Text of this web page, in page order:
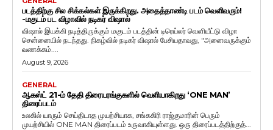
படத்திற்கு சில சிக்கல்கள் இருக்கிறது. அதைத்தாண்டி படம் வெளிவரும்!
-மகுடம் பட விழாவில் நடிகர் விஷால்
விஷால் இயக்கி நடித்திருக்கும் மகுடம் படத்தின் டிரெய்லர் வெளியீட்டு விழா
சென்னையில் நடந்தது. நிகழ்வில் நடிகர் விஷால் பேசியதாவது, "அனைவருக்கும்
வணக்கம்....
August 9, 2026
GENERAL
ஆகஸ்ட் 21-ம் தேதி திரையரங்குகளில் வெளியாகிறது ‘ONE MAN’
திரைப்படம்
உலகில் யாரும் செய்திடாத முயற்சியாக, சங்ககிரி ராஜ்குமாரின் பெரும்
முயற்சியில் ONE MAN திரைப்படம் உருவாகியுள்ளது. ஒரு திரைப்படத்திற்குத்...